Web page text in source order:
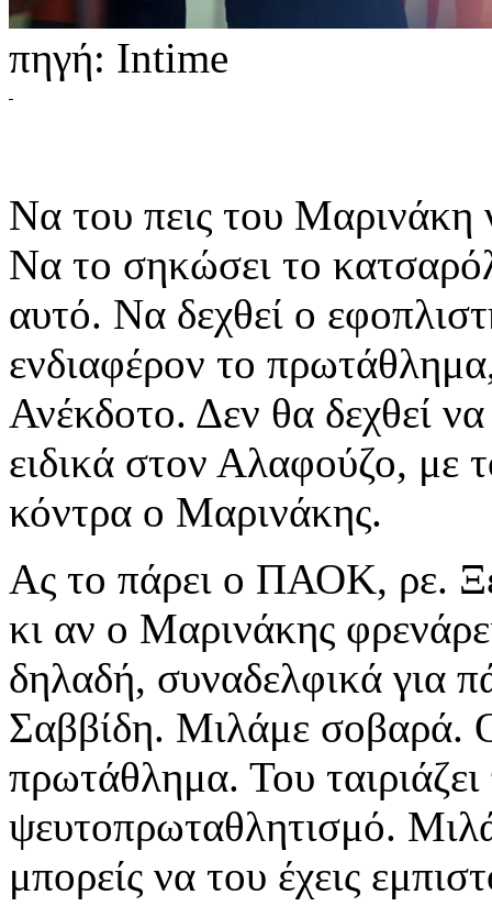
πηγή: Intime
Να του πεις του Μαρινάκη
Να το σηκώσει το
αυτό. Να δεχθεί ο
ενδιαφέρον το
Ανέκδοτο. Δεν θα δεχθεί
ειδικά στον Αλαφούζο, με
κόντρα ο Μαρινάκης.
Ας το πάρει ο ΠΑΟΚ, ρε.
κι αν ο Μαρινάκης
δηλαδή, συναδελφικά για
Σαββίδη. Μιλάμε σοβαρά.
πρωτάθλημα. Του
ψευτοπρωταθλητισμό.
μπορείς να του έχεις